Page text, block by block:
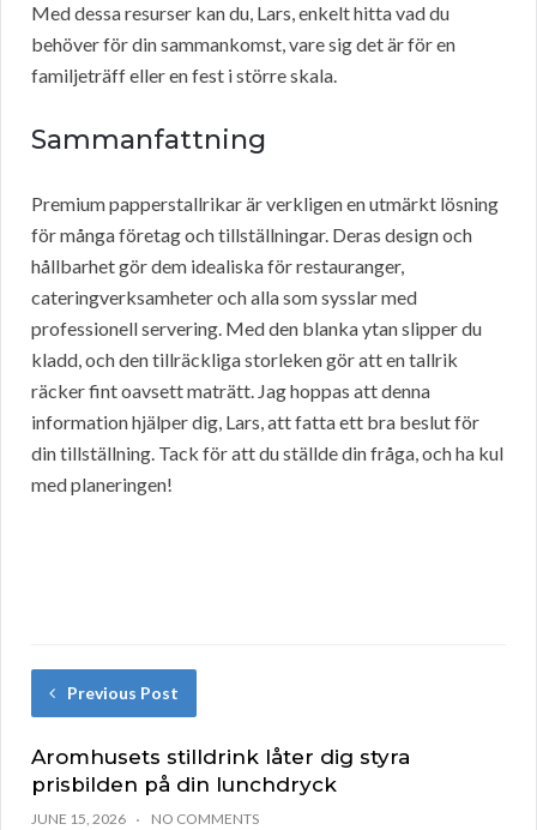
Med dessa resurser kan du, Lars, enkelt hitta vad du
behöver för din sammankomst, vare sig det är för en
familjeträff eller en fest i större skala.
Sammanfattning
Premium papperstallrikar är verkligen en utmärkt lösning
för många företag och tillställningar. Deras design och
hållbarhet gör dem idealiska för restauranger,
cateringverksamheter och alla som sysslar med
professionell servering. Med den blanka ytan slipper du
kladd, och den tillräckliga storleken gör att en tallrik
räcker fint oavsett maträtt. Jag hoppas att denna
information hjälper dig, Lars, att fatta ett bra beslut för
din tillställning. Tack för att du ställde din fråga, och ha kul
med planeringen!
Previous Post
Aromhusets stilldrink låter dig styra
prisbilden på din lunchdryck
JUNE 15, 2026 NO COMMENTS